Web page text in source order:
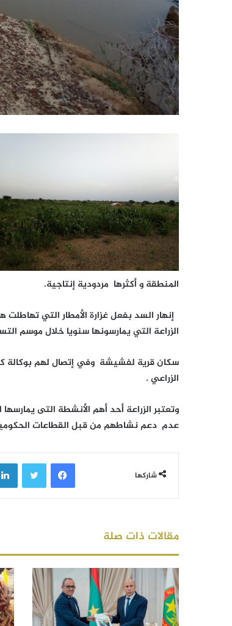
المنطقة و أكثرها مردودية إنتاجية.
إنهار السد بفعل غزارة الأمطار التي
الزراعة التي يمارسونها سنويا خلال موسم
سكان قرية لفشيشة وفي إتصال لهم بوكالة
الزراعي .
وتعتبر الزراعة أحد أهم الأنشطة التى
عدم دعم نشاطهم من قبل القطاعات
شاركها
فيسبوك
مقالات ذات صلة